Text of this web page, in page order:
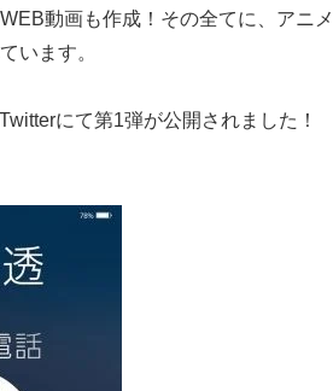
動画も作成！その全てに、アニメ
います。
にて第1弾が公開されました！